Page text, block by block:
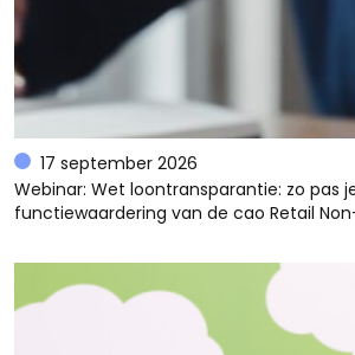
17 september 2026
Webinar: Wet loontransparantie: zo pas
functiewaardering van de cao Retail